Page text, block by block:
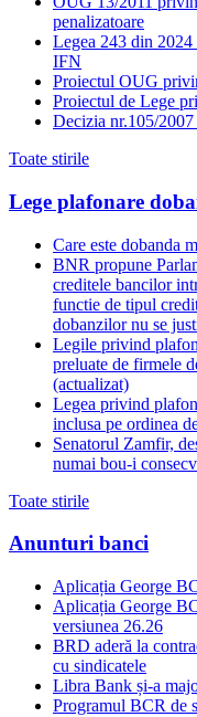
penalizatoare
Legea 243 din
IFN
Proiectul OUG
Proiectul de Lege
Decizia nr.105/
Toate stirile
Lege plafonare
Care este dobanda
BNR propune
creditele bancilor
functie de tipul
dobanzilor nu se
Legile privind
preluate de firmele
(actualizat)
Legea privind
inclusa pe ordinea
Senatorul Zamfir,
numai bou-i
Toate stirile
Anunturi banci
Aplicația George
Aplicația George
versiunea 26.26
BRD aderă la
cu sindicatele
Libra Bank și-a
Programul BCR de